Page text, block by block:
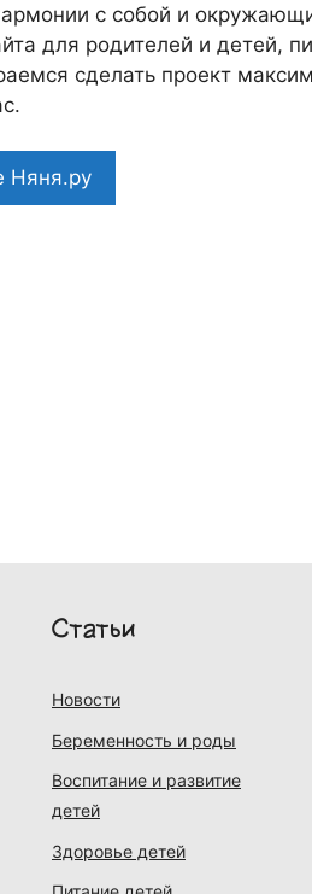
с собой и
для родителей и детей,
сделать проект
Няня.ру
Статьи
Новости
Беременность и роды
Воспитание и развитие
детей
Здоровье детей